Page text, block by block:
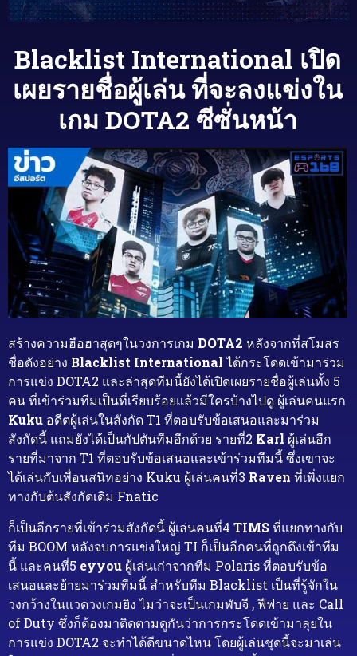
Blacklist International เปิด
เผยรายชื่อผู้เล่น ที่จะลงแข่งใน
เกม DOTA2 ซีซั่นหน้า
สร้างความฮือฮาสุดๆในวงการเกม DOTA2 หลังจากที่สโมสร
ชื่อดังอย่าง Blacklist Internationalได้กระโดดเข้ามาร่วม
การแข่ง DOTA2 และล่าสุดทีมนี้ยังได้เปิดเผยรายชื่อผู้เล่นทั้ง 5
คน ที่เข้าร่วมทีมเป็นที่เรียบร้อยแล้วมีใครบ้างไปดู ผู้เล่นคนแรก
Kuku อดีตผู้เล่นในสังกัด T1 ที่ตอบรับข้อเสนอและมาร่วม
สังกัดนี้ แถมยังได้เป็นกัปตันทีมอีกด้วย รายที่2 Karl ผู้เล่นอีก
รายที่มาจาก T1 ที่ตอบรับข้อเสนอและเข้าร่วมทีมนี้ ซึ่งเขาจะ
ได้เล่นกับเพื่อนสนิทอย่าง Kuku ผู้เล่นคนที่3 Raven ที่เพิ่งแยก
ทางกับต้นสังกัดเดิม Fnatic
ก็เป็นอีกรายที่เข้าร่วมสังกัดนี้ ผู้เล่นคนที่4 TIMSที่แยกทางกับ
ทีม BOOM หลังจบการแข่งใหญ่ TI ก็เป็นอีกคนที่ถูกดึงเข้าทีม
นี้ และคนที่5 eyyou ผู้เล่นเก่าจากทีม Polaris ที่ตอบรับข้อ
เสนอและย้ายมาร่วมทีมนี้ สำหรับทีม Blacklist เป็นที่รู้จักใน
วงกว้างในแวดวงเกมยิง ไมว่าจะเป็นเกมพับจี , ฟีฟาย และ Call
of Duty ซึ่งก็ต้องมาติดตามดูกันว่าการกระโดดเข้ามาลุยใน
การแข่ง DOTA2 จะทำได้ดีขนาดไหน โดยผู้เล่นชุดนี้จะมาเล่น